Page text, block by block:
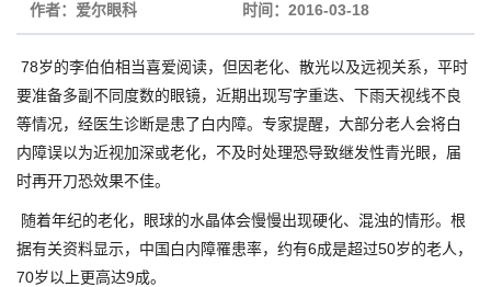
作者：爱尔眼科 时间：2016-03-18
78岁的李伯伯相当喜爱阅读，但因老化、散光以及远视关系，平时
要准备多副不同度数的眼镜，近期出现写字重迭、下雨天视线不良
等情况，经医生诊断是患了白内障。专家提醒，大部分老人会将白
内障误以为近视加深或老化，不及时处理恐导致继发性青光眼，届
时再开刀恐效果不佳。
随着年纪的老化，眼球的水晶体会慢慢出现硬化、混浊的情形。根
据有关资料显示，中国白内障罹患率，约有6成是超过50岁的老人，
70岁以上更高达9成。